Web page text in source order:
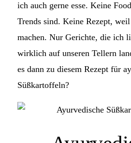
ich auch gerne esse. Keine
Trends sind. Keine Rezept,
machen. Nur Gerichte, die ich
wirklich auf unseren Tellern
es dann zu diesem Rezept für
Süßkartoffeln?